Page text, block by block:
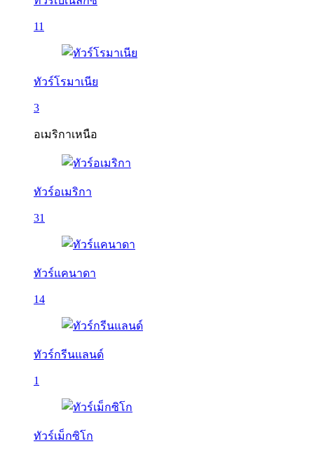
11
ทัวร์โรมาเนีย
3
อเมริกาเหนือ
ทัวร์อเมริกา
31
ทัวร์แคนาดา
14
ทัวร์กรีนแลนด์
1
ทัวร์เม็กซิโก